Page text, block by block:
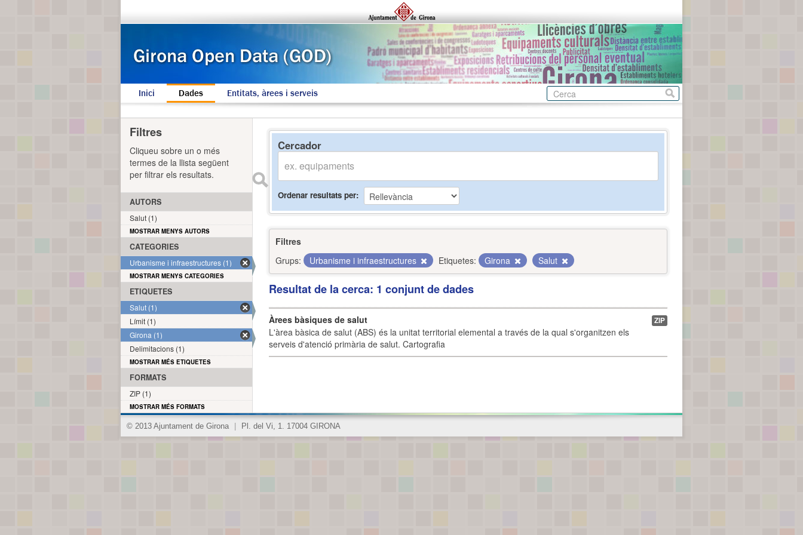
Inici Dades Entitats, àrees i serveis
Cercador
Ordenar resultats per
Filtres
Grups:
Urbanisme i infraestructures Etiquetes: Girona Salut
Resultat de la cerca: 1 conjunt de dades
Àrees bàsiques de salut
L'àrea bàsica de salut (ABS) és la unitat territorial elemental a través de la qual s'organitzen els
serveis d'atenció primària de salut. Cartografia
ZIP
Filtres
Cliqueu sobre un o més
termes de la llista següent
per filtrar els resultats.
AUTORS
Salut (1)
MOSTRAR MENYS AUTORS
CATEGORIES
Urbanisme i infraestructures (1)
MOSTRAR MENYS CATEGORIES
ETIQUETES
Salut (1)
Límit (1)
Girona (1)
Delimitacions (1)
MOSTRAR MÉS ETIQUETES
FORMATS
ZIP (1)
MOSTRAR MÉS FORMATS
© 2013 Ajuntament de Girona Pl. del Vi, 1. 17004 GIRONA